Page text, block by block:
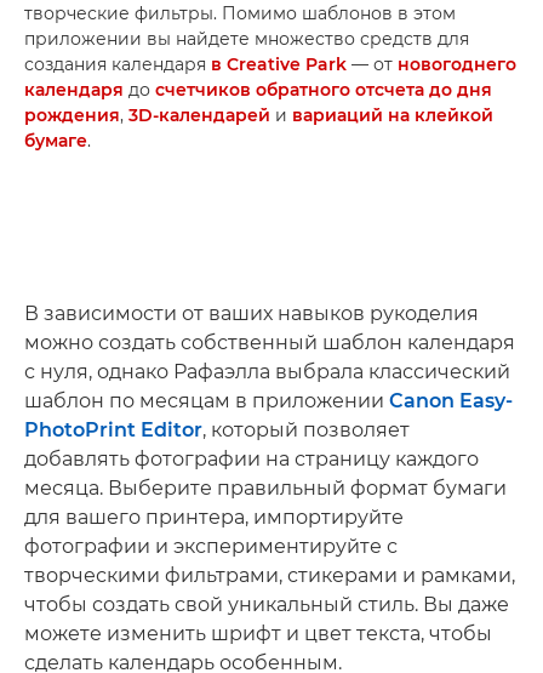
творческие фильтры. Помимо шаблонов в этом
приложении вы найдете множество средств для
создания календаря в Creative Park — от новогоднего
календаря до счетчиков обратного отсчета до дня
рождения, 3D-календарей и вариаций на клейкой
бумаге.
В зависимости от ваших навыков рукоделия
можно создать собственный шаблон календаря
с нуля, однако Рафаэлла выбрала классический
шаблон по месяцам в приложении Canon Easy-
PhotoPrint Editor, который позволяет
добавлять фотографии на страницу каждого
месяца. Выберите правильный формат бумаги
для вашего принтера, импортируйте
фотографии и экспериментируйте с
творческими фильтрами, стикерами и рамками,
чтобы создать свой уникальный стиль. Вы даже
можете изменить шрифт и цвет текста, чтобы
сделать календарь особенным.